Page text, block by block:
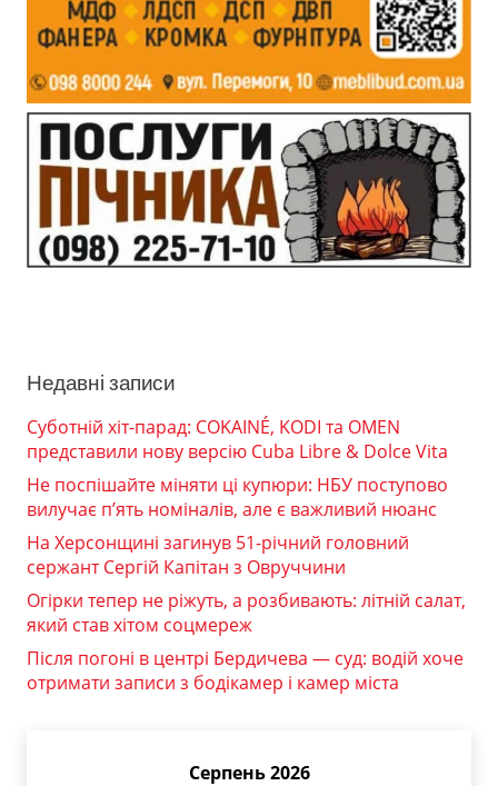
Недавні записи
Суботній хіт-парад: COKAINÉ, KODI та OMEN
представили нову версію Cuba Libre & Dolce Vita
Не поспішайте міняти ці купюри: НБУ поступово
вилучає п’ять номіналів, але є важливий нюанс
На Херсонщині загинув 51-річний головний
сержант Сергій Капітан з Овруччини
Огірки тепер не ріжуть, а розбивають: літній салат,
який став хітом соцмереж
Після погоні в центрі Бердичева — суд: водій хоче
отримати записи з бодікамер і камер міста
Серпень 2026